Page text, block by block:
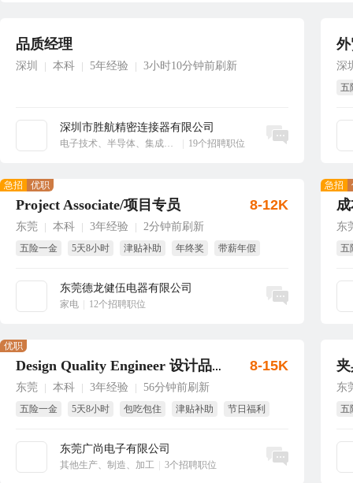
品质经理
深圳 本科 5年经验 3小时10分钟前刷新
深圳市胜航精密连接器有限公司
电子技术、半导体、集成电路 19个招聘职位
立即沟通
深
五
Project Associate/项目专员
东莞 本科 3年经验 2分钟前刷新
五险一金 5天8小时 津贴补助 年终奖
带薪年假
东莞德龙健伍电器有限公司
家电 12个招聘职位
急招 优职
8-12K
立即沟通
东
五
急招
Design Quality Engineer 设计品质工程师
东莞 本科 3年经验 56分钟前刷新
五险一金 5天8小时 包吃包住 津贴补助
节日福利
东莞广尚电子有限公司
其他生产、制造、加工 3个招聘职位
优职
8-15K
立即沟通
东
五